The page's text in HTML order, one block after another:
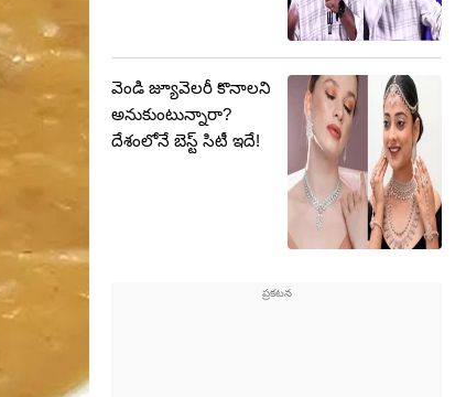
వెండి జ్యూవెలరీ కొనాలని
అనుకుంటున్నారా?
దేశంలోనే బెస్ట్ సిటీ ఇదే!